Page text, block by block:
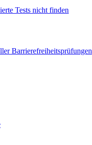
Tests nicht finden
Barrierefreiheitsprüfungen